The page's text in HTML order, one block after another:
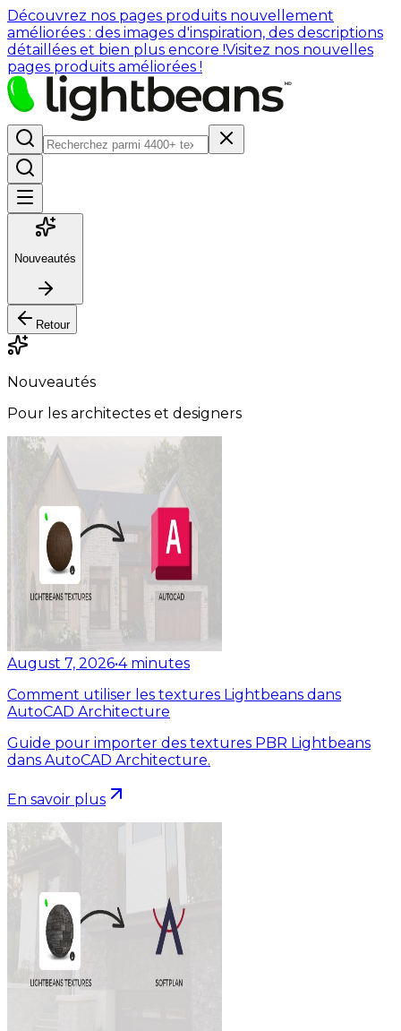
Découvrez nos pages produits nouvellement
améliorées : des images d'inspiration, des descriptions
détaillées et bien plus encore !Visitez nos nouvelles
pages produits améliorées !
Nouveautés
Retour
Nouveautés
Pour les architectes et designers
August 7, 2026•4 minutes
Comment utiliser les textures Lightbeans dans
AutoCAD Architecture
Guide pour importer des textures PBR Lightbeans
dans AutoCAD Architecture.
En savoir plus